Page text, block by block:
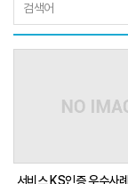
서비스 KS인증 우수사